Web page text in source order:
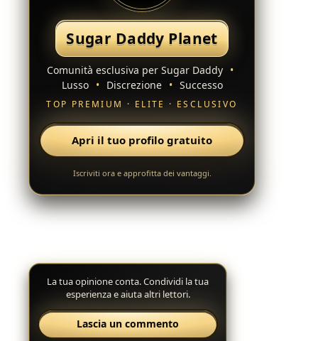
Sugar Daddy Planet
Comunità esclusiva per Sugar Daddy •
Lusso • Discrezione • Successo
TOP PREMIUM · ELITE · ESCLUSIVO
Apri il tuo profilo gratuito
Iscriviti ora e approfitta dei vantaggi.
La tua opinione conta. Condividi la tua
esperienza e aiuta altri lettori.
Lascia un commento